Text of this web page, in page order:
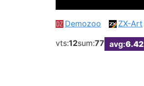
Demozoo ZX-Art
vts:12sum:77 avg:6.42